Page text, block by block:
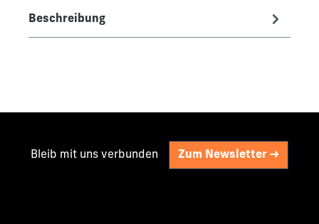
Beschreibung
Bleib mit uns verbunden Zum Newsletter ->